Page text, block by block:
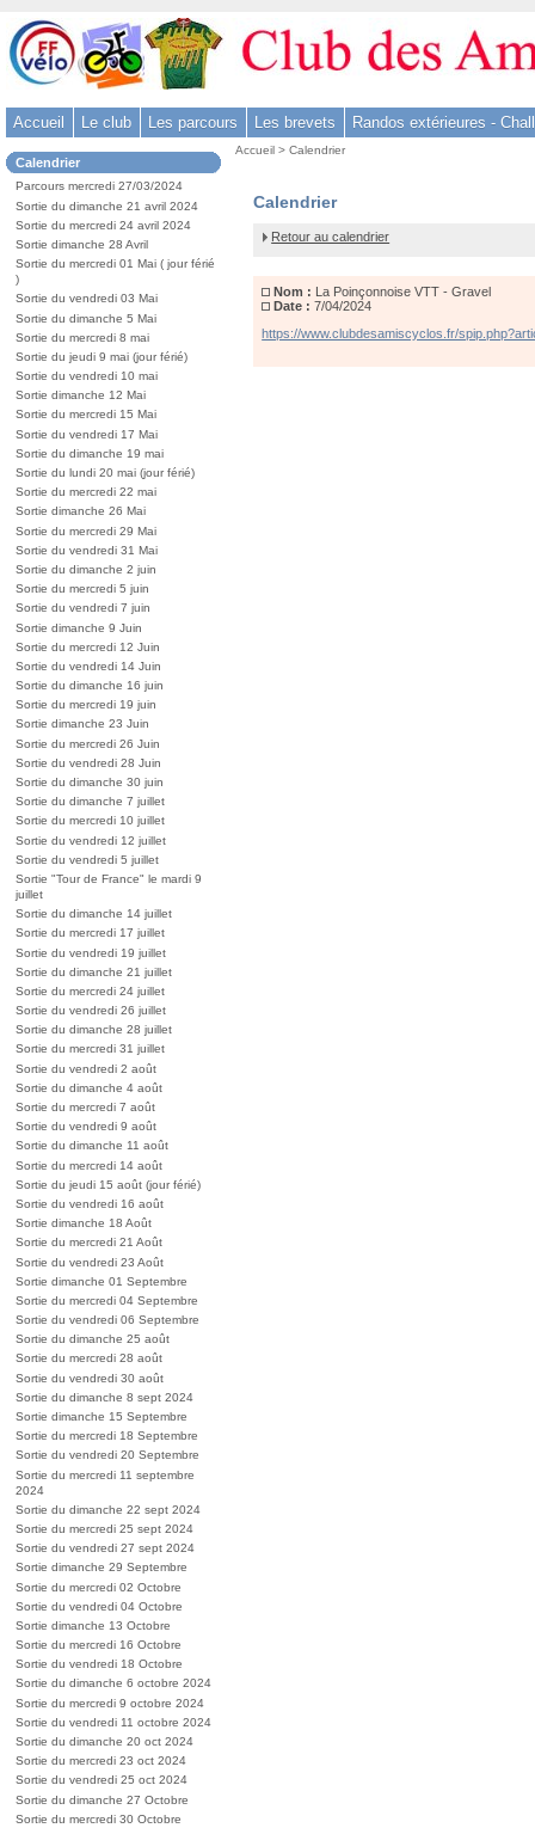
Aller
au
contenu
Aller
menu
-
Aller
à
la
recherche
Accueil Le club Les parcours Les brevets Randos extérieures -
Dans
la
rubrique
:
Calendrier
Parcours mercredi 27/03/2024
Sortie du dimanche 21 avril 2024
Sortie du mercredi 24 avril 2024
Sortie dimanche 28 Avril
Sortie du mercredi 01 Mai ( jour férié
)
Sortie du vendredi 03 Mai
Sortie du dimanche 5 Mai
Sortie du mercredi 8 mai
Sortie du jeudi 9 mai (jour férié)
Sortie du vendredi 10 mai
Sortie dimanche 12 Mai
Sortie du mercredi 15 Mai
Sortie du vendredi 17 Mai
Sortie du dimanche 19 mai
Sortie du lundi 20 mai (jour férié)
Sortie du mercredi 22 mai
Sortie dimanche 26 Mai
Sortie du mercredi 29 Mai
Sortie du vendredi 31 Mai
Sortie du dimanche 2 juin
Sortie du mercredi 5 juin
Sortie du vendredi 7 juin
Sortie dimanche 9 Juin
Sortie du mercredi 12 Juin
Sortie du vendredi 14 Juin
Sortie du dimanche 16 juin
Sortie du mercredi 19 juin
Sortie dimanche 23 Juin
Sortie du mercredi 26 Juin
Sortie du vendredi 28 Juin
Sortie du dimanche 30 juin
Sortie du dimanche 7 juillet
Sortie du mercredi 10 juillet
Sortie du vendredi 12 juillet
Sortie du vendredi 5 juillet
Sortie "Tour de France" le mardi 9
juillet
Sortie du dimanche 14 juillet
Sortie du mercredi 17 juillet
Sortie du vendredi 19 juillet
Sortie du dimanche 21 juillet
Sortie du mercredi 24 juillet
Sortie du vendredi 26 juillet
Sortie du dimanche 28 juillet
Sortie du mercredi 31 juillet
Sortie du vendredi 2 août
Sortie du dimanche 4 août
Sortie du mercredi 7 août
Sortie du vendredi 9 août
Sortie du dimanche 11 août
Sortie du mercredi 14 août
Sortie du jeudi 15 août (jour férié)
Sortie du vendredi 16 août
Sortie dimanche 18 Août
Sortie du mercredi 21 Août
Sortie du vendredi 23 Août
Sortie dimanche 01 Septembre
Sortie du mercredi 04 Septembre
Sortie du vendredi 06 Septembre
Sortie du dimanche 25 août
Sortie du mercredi 28 août
Sortie du vendredi 30 août
Sortie du dimanche 8 sept 2024
Sortie dimanche 15 Septembre
Sortie du mercredi 18 Septembre
Sortie du vendredi 20 Septembre
Sortie du mercredi 11 septembre
2024
Sortie du dimanche 22 sept 2024
Sortie du mercredi 25 sept 2024
Sortie du vendredi 27 sept 2024
Sortie dimanche 29 Septembre
Sortie du mercredi 02 Octobre
Sortie du vendredi 04 Octobre
Sortie dimanche 13 Octobre
Sortie du mercredi 16 Octobre
Sortie du vendredi 18 Octobre
Sortie du dimanche 6 octobre 2024
Sortie du mercredi 9 octobre 2024
Sortie du vendredi 11 octobre 2024
Sortie du dimanche 20 oct 2024
Sortie du mercredi 23 oct 2024
Sortie du vendredi 25 oct 2024
Sortie du dimanche 27 Octobre
Sortie du mercredi 30 Octobre
Vous
Accueil >Calendrier
La
VTT
Gravel
Calendrier
Retour au calendrier
Nom : La Poinçonnoise VTT - Gravel
Date : 7/04/2024
https://www.clubdesamiscyclos.fr/